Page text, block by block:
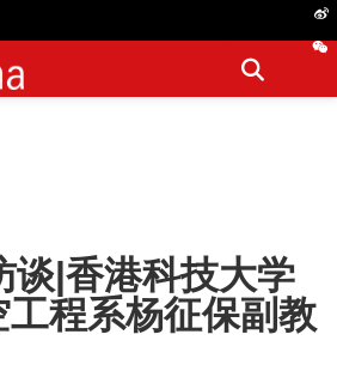
谈|香港科技大学
程系杨征保副教